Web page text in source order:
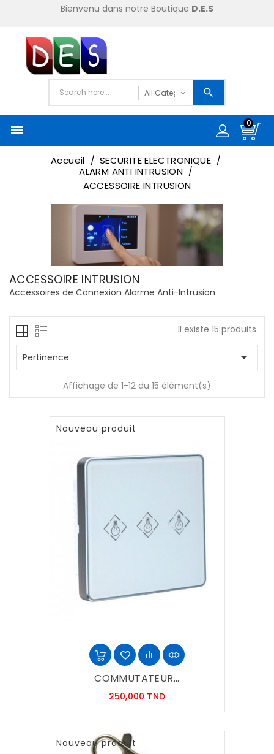
Bienvenu dans notre Boutique D.E.S

0
Accueil
SECURITE ELECTRONIQUE
ALARM ANTI INTRUSION
ACCESSOIRE INTRUSION
ACCESSOIRE INTRUSION
Accessoires de Connexion Alarme Anti-Intrusion
Il existe 15 produits.
Pertinence 
Affichage de 1-12 du 15 élément(s)
Nouveau produit
COMMUTATEUR...
250,000 TNDPrix
Nouveau produit